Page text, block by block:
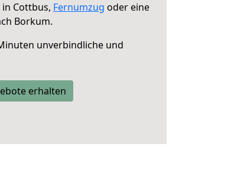
in Cottbus, Fernumzug oder eine
Borkum.
unverbindliche und
erhalten